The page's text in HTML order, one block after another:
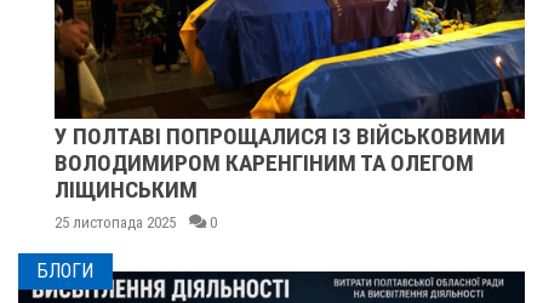
У ПОЛТАВІ ПОПРОЩАЛИСЯ ІЗ ВІЙСЬКОВИМИ
ВОЛОДИМИРОМ КАРЕНГІНИМ ТА ОЛЕГОМ
ЛІЩИНСЬКИМ
25 листопада 2025 0
БЛОГИ